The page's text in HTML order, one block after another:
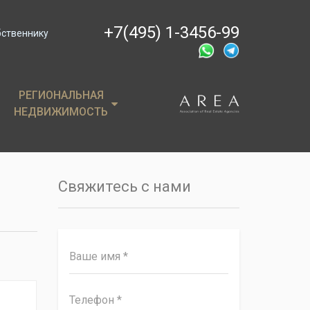
+7(495) 1-3456-99
РЕГИОНАЛЬНАЯ
НЕДВИЖИМОСТЬ
РЕГИОНАЛЬНАЯ
НЕДВИЖИМОСТЬ
Свяжитесь с нами